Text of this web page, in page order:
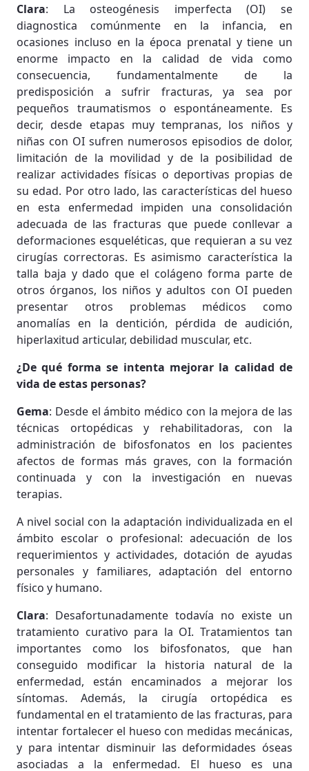
Clara: La osteogénesis imperfecta (OI) se
diagnostica comúnmente en la infancia, en
ocasiones incluso en la época prenatal y tiene un
enorme impacto en la calidad de vida como
consecuencia, fundamentalmente de la
predisposición a sufrir fracturas, ya sea por
pequeños traumatismos o espontáneamente. Es
decir, desde etapas muy tempranas, los niños y
niñas con OI sufren numerosos episodios de dolor,
limitación de la movilidad y de la posibilidad de
realizar actividades físicas o deportivas propias de
su edad. Por otro lado, las características del hueso
en esta enfermedad impiden una consolidación
adecuada de las fracturas que puede conllevar a
deformaciones esqueléticas, que requieran a su vez
cirugías correctoras. Es asimismo característica la
talla baja y dado que el colágeno forma parte de
otros órganos, los niños y adultos con OI pueden
presentar otros problemas médicos como
anomalías en la dentición, pérdida de audición,
hiperlaxitud articular, debilidad muscular, etc.
¿De qué forma se intenta mejorar la calidad de
vida de estas personas?
Gema: Desde el ámbito médico con la mejora de las
técnicas ortopédicas y rehabilitadoras, con la
administración de bifosfonatos en los pacientes
afectos de formas más graves, con la formación
continuada y con la investigación en nuevas
terapias.
A nivel social con la adaptación individualizada en el
ámbito escolar o profesional: adecuación de los
requerimientos y actividades, dotación de ayudas
personales y familiares, adaptación del entorno
físico y humano.
Clara: Desafortunadamente todavía no existe un
tratamiento curativo para la OI. Tratamientos tan
importantes como los bifosfonatos, que han
conseguido modificar la historia natural de la
enfermedad, están encaminados a mejorar los
síntomas. Además, la cirugía ortopédica es
fundamental en el tratamiento de las fracturas, para
intentar fortalecer el hueso con medidas mecánicas,
y para intentar disminuir las deformidades óseas
asociadas a la enfermedad. El hueso es una